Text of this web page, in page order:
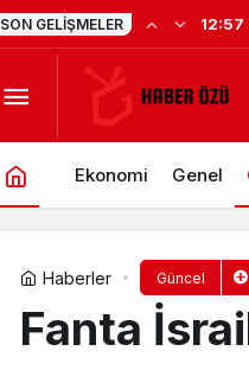
SON GELIŞMELER 12:57
Ekonomi Genel
Haberler Güncel
Fanta
Coca-Cola İsrail